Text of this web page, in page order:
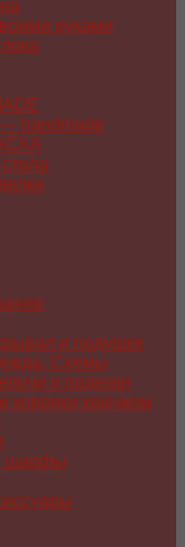
руками
handmade
и подушек
Схемы
и поделки
коврики крючком
шарфы